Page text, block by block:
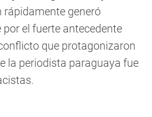
rápidamente generó
el fuerte antecedente
que protagonizaron
la periodista paraguaya fue